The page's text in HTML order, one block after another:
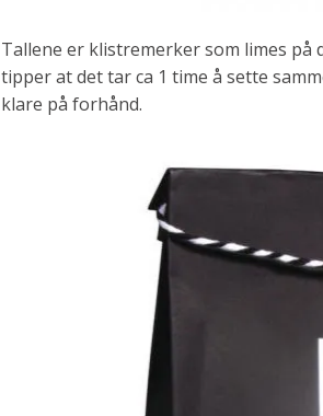
Tallene er klistremerker som limes på
tipper at det tar ca 1 time å sette
klare på forhånd.